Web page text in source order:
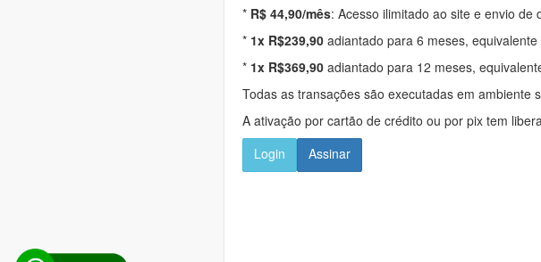
* R$ 44,90/mês: Acesso ilimitado ao site e envio
* 1x R$239,90 adiantado para 6 meses,
* 1x R$369,90 adiantado para 12 meses,
Todas as transações são executadas em ambiente
A ativação por cartão de crédito ou por pix tem
Login
Assinar